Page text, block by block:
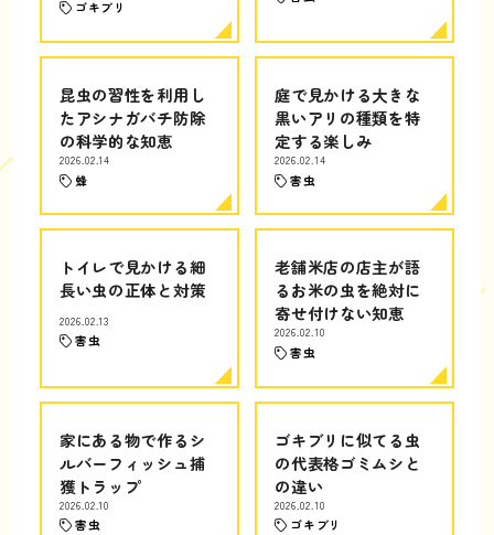
ゴキブリ
昆虫の習性を利用し
たアシナガバチ防除
の科学的な知恵
2026.02.14
蜂
庭で見かける大きな
黒いアリの種類を特
定する楽しみ
2026.02.14
害虫
トイレで見かける細
長い虫の正体と対策
2026.02.13
害虫
老舗米店の店主が語
るお米の虫を絶対に
寄せ付けない知恵
2026.02.10
害虫
家にある物で作るシ
ルバーフィッシュ捕
獲トラップ
2026.02.10
害虫
ゴキブリに似てる虫
の代表格ゴミムシと
の違い
2026.02.10
ゴキブリ